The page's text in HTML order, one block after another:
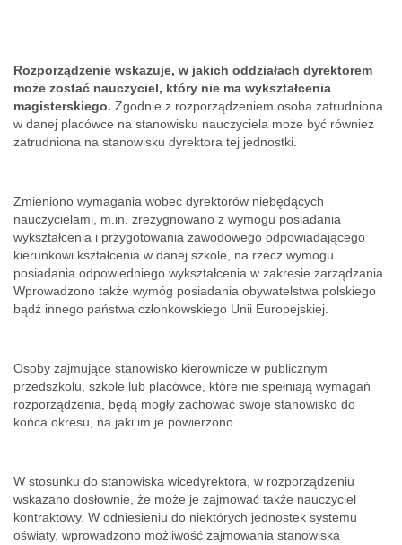
Rozporządzenie wskazuje, w jakich oddziałach dyrektorem
może zostać nauczyciel, który nie ma wykształcenia
magisterskiego. Zgodnie z rozporządzeniem osoba zatrudniona
w danej placówce na stanowisku nauczyciela może być również
zatrudniona na stanowisku dyrektora tej jednostki.
Zmieniono wymagania wobec dyrektorów niebędących
nauczycielami, m.in. zrezygnowano z wymogu posiadania
wykształcenia i przygotowania zawodowego odpowiadającego
kierunkowi kształcenia w danej szkole, na rzecz wymogu
posiadania odpowiedniego wykształcenia w zakresie zarządzania.
Wprowadzono także wymóg posiadania obywatelstwa polskiego
bądź innego państwa członkowskiego Unii Europejskiej.
Osoby zajmujące stanowisko kierownicze w publicznym
przedszkolu, szkole lub placówce, które nie spełniają wymagań
rozporządzenia, będą mogły zachować swoje stanowisko do
końca okresu, na jaki im je powierzono.
W stosunku do stanowiska wicedyrektora, w rozporządzeniu
wskazano dosłownie, że może je zajmować także nauczyciel
kontraktowy. W odniesieniu do niektórych jednostek systemu
oświaty, wprowadzono możliwość zajmowania stanowiska